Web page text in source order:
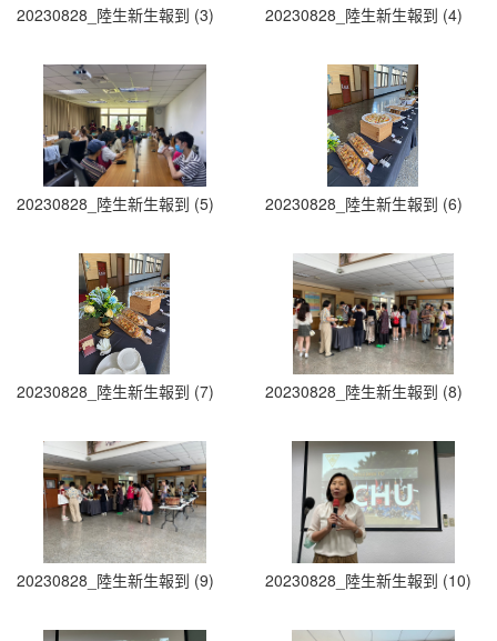
20230828_陸生新生報到 (3) 20230828_陸生新生報到 (4)
20230828_陸生新生報到 (5) 20230828_陸生新生報到 (6)
20230828_陸生新生報到 (7) 20230828_陸生新生報到 (8)
20230828_陸生新生報到 (9) 20230828_陸生新生報到 (10)